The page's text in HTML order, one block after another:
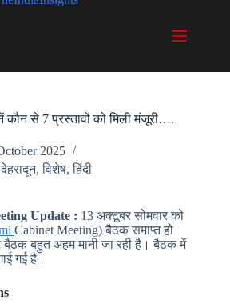
से 7 प्रस्तावों को मिली मंजूरी….
2025
देहरादून,विशेष,हिंदी
Update : 13 अक्टूबर सोमवार को
Cabinet Meeting) बैठक समाप्त हो
बहुत अहम मानी जा रही है। बैठक में
गई है।